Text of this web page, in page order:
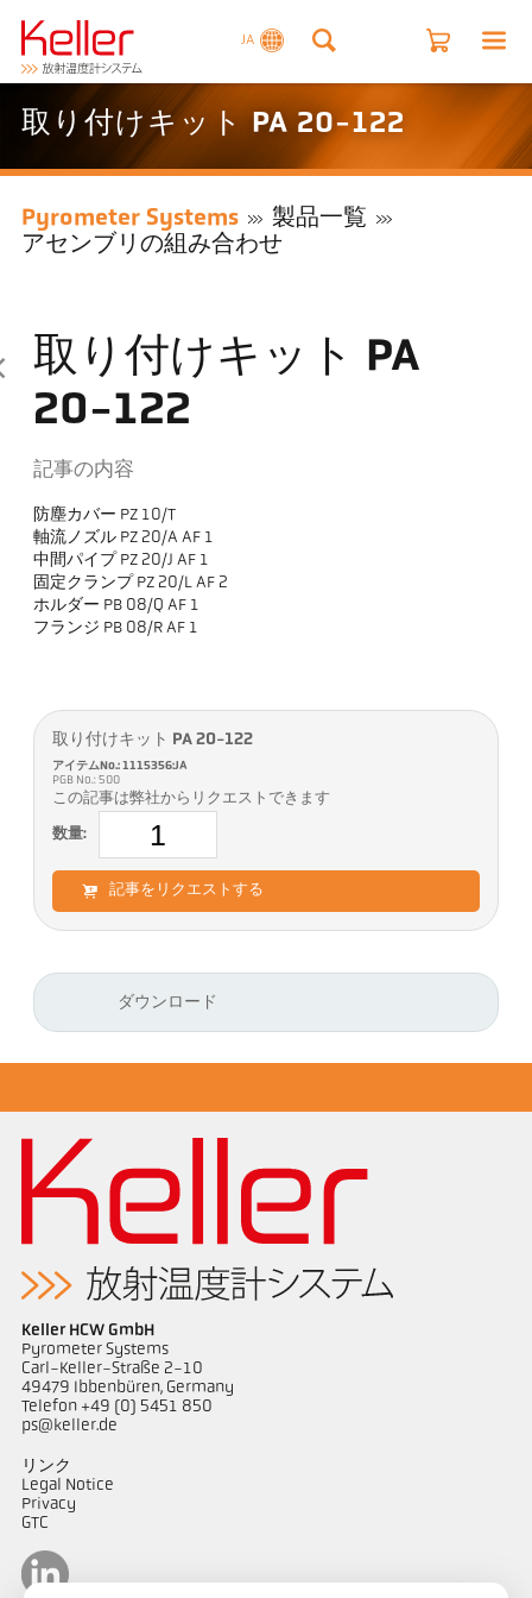
JA
取り付けキット PA 20-122
Pyrometer Systems
製品一覧
アセンブリの組み合わせ
取り付けキット PA
20-122
記事の内容
防塵カバー PZ 10/T
軸流ノズル PZ 20/A AF 1
中間パイプ PZ 20/J AF 1
固定クランプ PZ 20/L AF 2
ホルダー PB 08/Q AF 1
フランジ PB 08/R AF 1
取り付けキット PA 20-122
アイテムNo.: 1115356:JA
PGB No.: 500
この記事は弊社からリクエストできます
数量:
記事をリクエストする
ダウンロード
Keller HCW GmbH
Pyrometer Systems
Carl-Keller-Straße 2-10
49479 Ibbenbüren, Germany
Telefon +49 (0) 5451 850
ps@keller.de
リンク
Legal Notice
Privacy
GTC